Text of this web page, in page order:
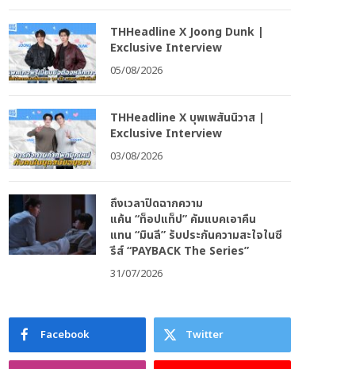
THHeadline X Joong Dunk |
Exclusive Interview
05/08/2026
THHeadline X บุพเพสันนิวาส |
Exclusive Interview
03/08/2026
ถึงเวลาปิดฉากความ
แค้น “ท็อปแท็ป” คัมแบคเอาคืน
แทน “มินลี” รับประกันความสะใจในซี
รีส์ “PAYBACK The Series”
31/07/2026
Facebook Twitter